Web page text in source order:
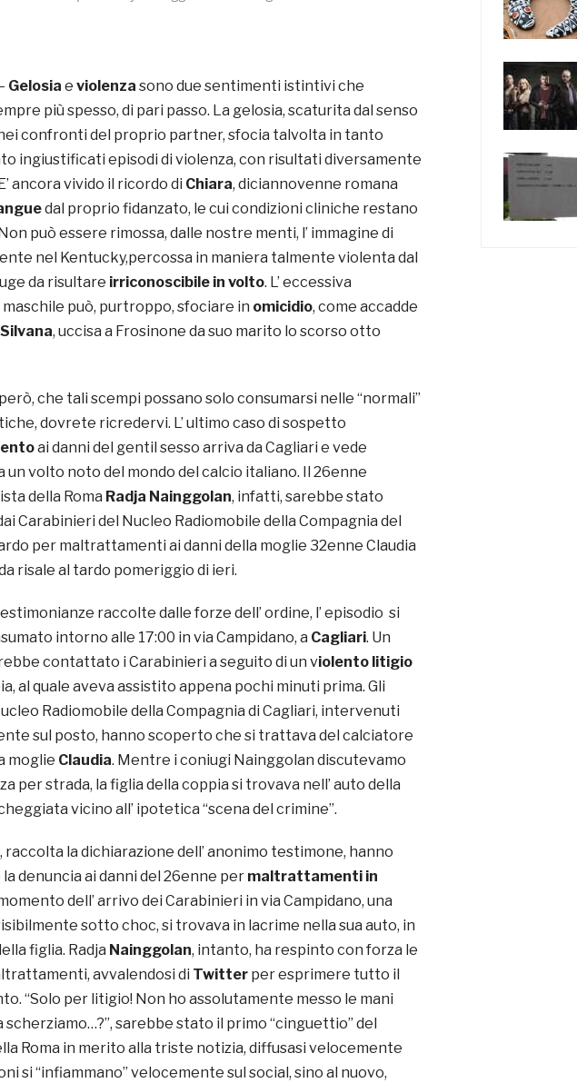
Gelosia e violenza sono due sentimenti istintivi che
più spesso, di pari passo. La gelosia, scaturita dal senso
confronti del proprio partner, sfocia talvolta in tanto
ingiustificati episodi di violenza, con risultati diversamente
ancora vivido il ricordo di Chiara, diciannovenne romana
dal proprio fidanzato, le cui condizioni cliniche restano
può essere rimossa, dalle nostre menti, l’ immagine di
nel Kentucky,percossa in maniera talmente violenta dal
da risultare irriconoscibile in volto. L’ eccessiva
può, purtroppo, sfociare in omicidio, come accadde
, uccisa a Frosinone da suo marito lo scorso otto
che tali scempi possano solo consumarsi nelle “normali”
dovrete ricredervi. L’ ultimo caso di sospetto
ai danni del gentil sesso arriva da Cagliari e vede
volto noto del mondo del calcio italiano. Il 26enne
della Roma Radja Nainggolan, infatti, sarebbe stato
Carabinieri del Nucleo Radiomobile della Compagnia del
per maltrattamenti ai danni della moglie 32enne Claudia
risale al tardo pomeriggio di ieri.
raccolte dalle forze dell’ ordine, l’ episodio si
intorno alle 17:00 in via Campidano, a Cagliari. Un
contattato i Carabinieri a seguito di un violento litigio
al quale aveva assistito appena pochi minuti prima. Gli
Radiomobile della Compagnia di Cagliari, intervenuti
sul posto, hanno scoperto che si trattava del calciatore
moglie Claudia. Mentre i coniugi Nainggolan discutevamo
per strada, la figlia della coppia si trovava nell’ auto della
vicino all’ ipotetica “scena del crimine”.
, raccolta la dichiarazione dell’ anonimo testimone, hanno
denuncia ai danni del 26enne per maltrattamenti in
dell’ arrivo dei Carabinieri in via Campidano, una
sotto choc, si trovava in lacrime nella sua auto, in
figlia. Radja Nainggolan, intanto, ha respinto con forza le
avvalendosi di Twitter per esprimere tutto il
“Solo per litigio! Non ho assolutamente messo le mani
scherziamo…?”, sarebbe stato il primo “cinguettio” del
Roma in merito alla triste notizia, diffusasi velocemente
si “infiammano” velocemente sul social, sino al nuovo,